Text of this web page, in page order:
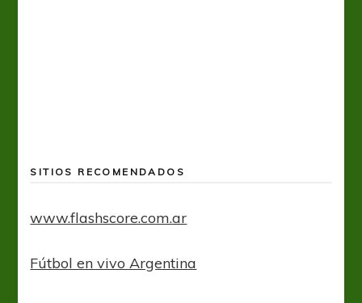
SITIOS RECOMENDADOS
www.flashscore.com.ar
Fútbol en vivo Argentina